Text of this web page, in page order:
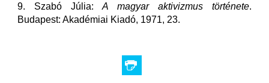
9. Szabó Júlia: A magyar aktivizmus története.
Budapest: Akadémiai Kiadó, 1971, 23.